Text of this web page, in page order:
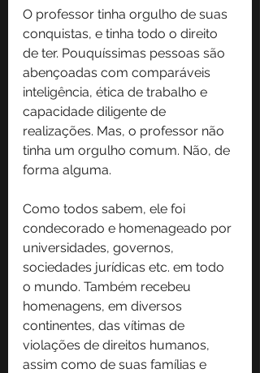
O professor tinha orgulho de suas
conquistas, e tinha todo o direito
de ter. Pouquíssimas pessoas são
abençoadas com comparáveis
inteligência, ética de trabalho e
capacidade diligente de
realizações. Mas, o professor não
tinha um orgulho comum. Não, de
forma alguma.
Como todos sabem, ele foi
condecorado e homenageado por
universidades, governos,
sociedades jurídicas etc. em todo
o mundo. Também recebeu
homenagens, em diversos
continentes, das vítimas de
violações de direitos humanos,
assim como de suas famílias e